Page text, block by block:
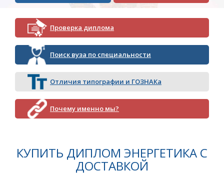
Проверка диплома
Поиск вуза по специальности
Отличия типографии и ГОЗНАКа
Почему именно мы?
КУПИТЬ ДИПЛОМ ЭНЕРГЕТИКА С
ДОСТАВКОЙ